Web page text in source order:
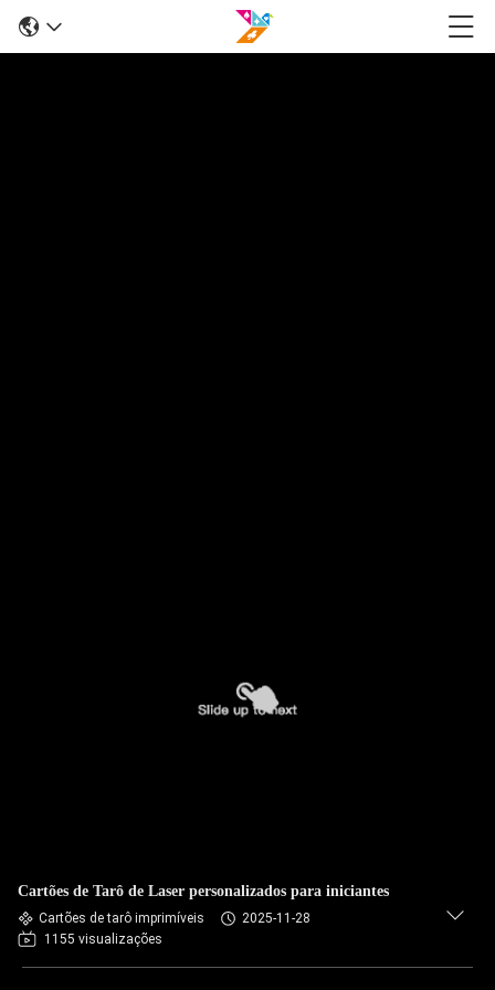
Cartões de Tarô de Laser personalizados para iniciantes
Cartões de tarô imprimíveis
2025-11-28
1155 visualizações